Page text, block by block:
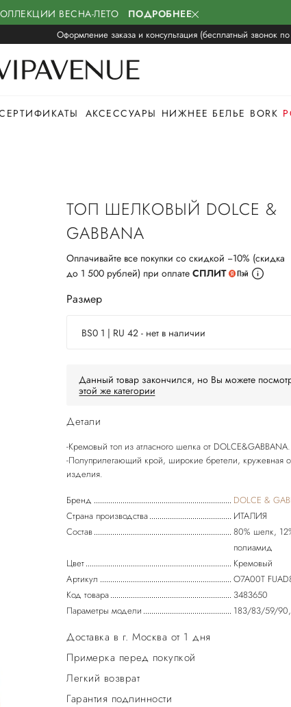
ВЕСНА-ЛЕТО ПОДРОБНЕЕ
Оформление заказа и консультация (бесплатный звонок по
АКСЕССУАРЫ НИЖНЕЕ БЕЛЬЕ BORK
ТОП ШЕЛКОВЫЙ DOLCE &
GABBANA
Оплачивайте все покупки со скидкой −10% (скидка
до 1 500 рублей) при оплате СПЛИТ
Размер
BS0 1 | RU 42 - нет в наличии
Данный товар закончился, но Вы можете
этой же категории
Детали
-Кремовый топ из атласного шелка от DOLCE&GABBANA.
-Полуприлегающий крой, широкие бретели, кружевная
Бренд
DOLCE &
Страна производства
ИТАЛИЯ
Состав
80% шелк,
полиамид
Цвет
Кремовый
Артикул
O7A00T
Код товара
3483650
Параметры модели
183/83/59/
Доставка в г. Москва от 1 дня
Примерка перед покупкой
Легкий возврат
Гарантия подлинности